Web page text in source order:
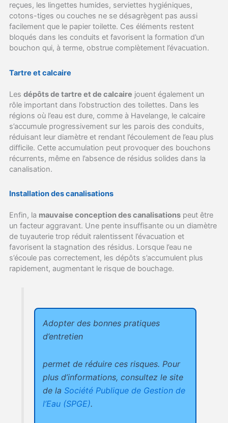
reçues, les lingettes humides, serviettes hygiéniques,
cotons-tiges ou couches ne se désagrègent pas aussi
facilement que le papier toilette. Ces éléments restent
bloqués dans les conduits et favorisent la formation d’un
bouchon qui, à terme, obstrue complètement l’évacuation.
Tartre et calcaire
Les dépôts de tartre et de calcaire jouent également un
rôle important dans l’obstruction des toilettes. Dans les
régions où l’eau est dure, comme à Havelange, le calcaire
s’accumule progressivement sur les parois des conduits,
réduisant leur diamètre et rendant l’écoulement de l’eau plus
difficile. Cette accumulation peut provoquer des bouchons
récurrents, même en l’absence de résidus solides dans la
canalisation.
Installation des canalisations
Enfin, la mauvaise conception des canalisations peut être
un facteur aggravant. Une pente insuffisante ou un diamètre
de tuyauterie trop réduit ralentissent l’évacuation et
favorisent la stagnation des résidus. Lorsque l’eau ne
s’écoule pas correctement, les dépôts s’accumulent plus
rapidement, augmentant le risque de bouchage.
Adopter des bonnes pratiques
d’entretien
permet de réduire ces risques. Pour
plus d’informations, consultez le site
de laSociété Publique de Gestion de
l’Eau (SPGE).